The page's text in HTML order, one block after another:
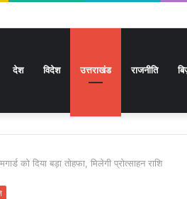
देश विदेश उत्तराखंड राजनीति
को दिया बड़ा तोहफा, मिलेगी प्रोत्साहन राशि